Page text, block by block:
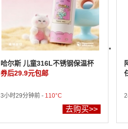
哈尔斯 儿童316L不锈钢保温杯
券后29.9元包邮
3小时29分钟前 - 110°C
去购买>>